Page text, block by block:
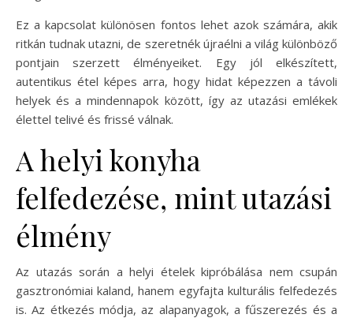
Ez a kapcsolat különösen fontos lehet azok számára, akik
ritkán tudnak utazni, de szeretnék újraélni a világ különböző
pontjain szerzett élményeiket. Egy jól elkészített,
autentikus étel képes arra, hogy hidat képezzen a távoli
helyek és a mindennapok között, így az utazási emlékek
élettel telivé és frissé válnak.
A helyi konyha
felfedezése, mint utazási
élmény
Az utazás során a helyi ételek kipróbálása nem csupán
gasztronómiai kaland, hanem egyfajta kulturális felfedezés
is. Az étkezés módja, az alapanyagok, a fűszerezés és a